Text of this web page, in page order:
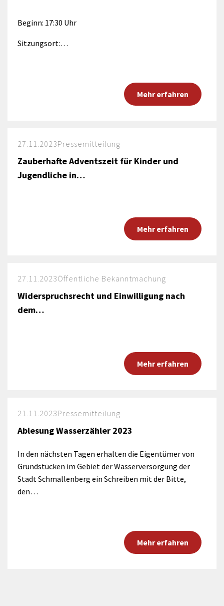
Beginn: 17:30 Uhr
Sitzungsort:…
Mehr erfahren
27.11.2023Pressemitteilung
Zauberhafte Adventszeit für Kinder und
Jugendliche in…
Mehr erfahren
27.11.2023Öffentliche Bekanntmachung
Widerspruchsrecht und Einwilligung nach
dem…
Mehr erfahren
21.11.2023Pressemitteilung
Ablesung Wasserzähler 2023
In den nächsten Tagen erhalten die Eigentümer von
Grundstücken im Gebiet der Wasserversorgung der
Stadt Schmallenberg ein Schreiben mit der Bitte,
den…
Mehr erfahren